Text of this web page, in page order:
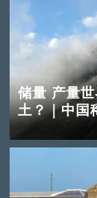
储量 产量
土？｜中国